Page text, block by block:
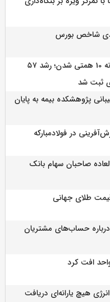
بیمه پارسیان در آستانه 10 همتی شدن؛ رشد ۵۷
ثبت شد
پژوهشكده بیمه به پایان
صاحبان سهام بانک
طلای جهانی
حساب‌های مشتریان
هیچ یارانه‌ای دریافت